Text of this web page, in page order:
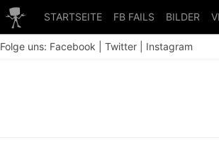
STARTSEITE FB FAILS BILDER
Folge uns: Facebook Twitter Instagram